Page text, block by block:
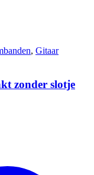
, Gitaar
zonder slotje